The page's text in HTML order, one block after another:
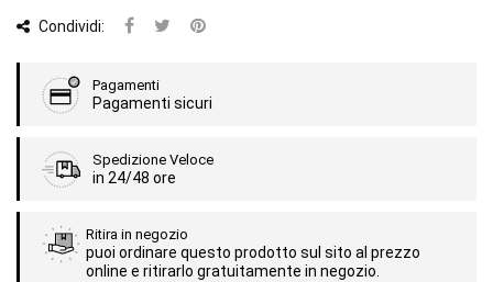
Condividi:
Pagamenti
Pagamenti sicuri
Spedizione Veloce
in 24/48 ore
Ritira in negozio
puoi ordinare questo prodotto sul sito al prezzo
online e ritirarlo gratuitamente in negozio.